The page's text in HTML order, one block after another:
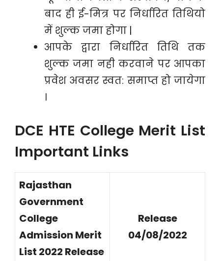
बाद ही ई-मित्र पर निर्धारित तिथियो
में शुल्क जमा होगा |
आपके द्वारा निर्धारित तिथि तक
शुल्क जमा नही करवाने पर आपका
प्रवेश अवसर स्वत: समाप्त हो जायेगा
।
DCE HTE College Merit List
Important Links
Rajasthan
Government
College
Admission Merit
List 2022 Release
Release
04/08/2022